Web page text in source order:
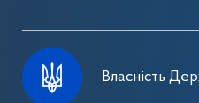
Власність